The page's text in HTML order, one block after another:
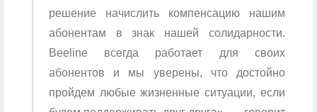
решение начислить компенсацию нашим
абонентам в знак нашей солидарности.
Beeline всегда работает для своих
абонентов и мы уверены, что достойно
пройдем любые жизненные ситуации, если